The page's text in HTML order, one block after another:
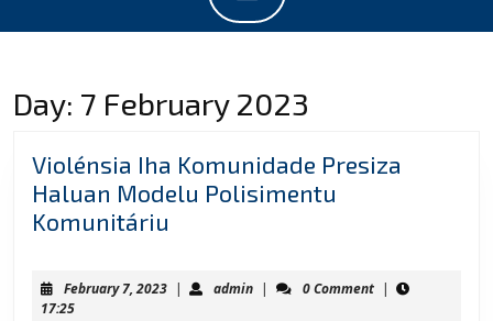
Day: 7 February 2023
Violénsia Iha Komunidade Presiza
Haluan Modelu Polisimentu
Komunitáriu
Komunidade
Presiza
February 7, 2023February
| adminadmin
| 0 Comment |
17:25